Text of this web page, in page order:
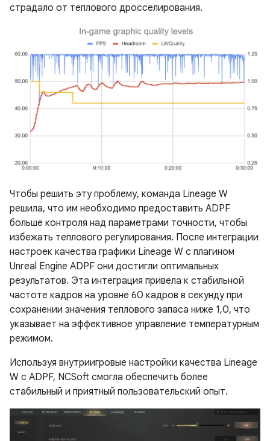
страдало от теплового дросселирования.
Чтобы решить эту проблему, команда Lineage W
решила, что им необходимо предоставить ADPF
больше контроля над параметрами точности, чтобы
избежать теплового регулирования. После интеграции
настроек качества графики Lineage W с плагином
Unreal Engine ADPF они достигли оптимальных
результатов. Эта интеграция привела к стабильной
частоте кадров на уровне 60 кадров в секунду при
сохранении значения теплового запаса ниже 1,0, что
указывает на эффективное управление температурным
режимом.
Используя внутриигровые настройки качества Lineage
W с ADPF, NCSoft смогла обеспечить более
стабильный и приятный пользовательский опыт.